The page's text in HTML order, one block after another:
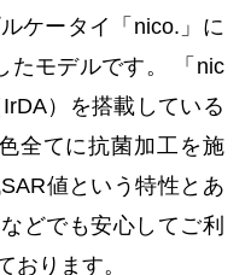
ケータイ「nico.」に
たモデルです。 「nic
）を搭載している
全てに抗菌加工を施
値という特性とあ
どでも安心してご利
おります。